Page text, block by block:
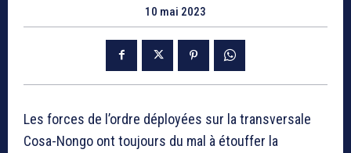
10 mai 2023
Les forces de l’ordre déployées sur la transversale
Cosa-Nongo ont toujours du mal à étouffer la